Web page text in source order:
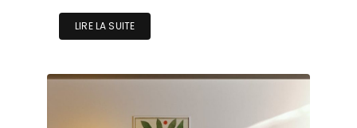
LIRE LA SUITE